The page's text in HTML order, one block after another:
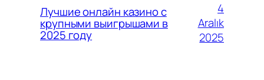
Лучшие онлайн казино с
крупными выигрышами в
2025 году
4
Aralık
2025